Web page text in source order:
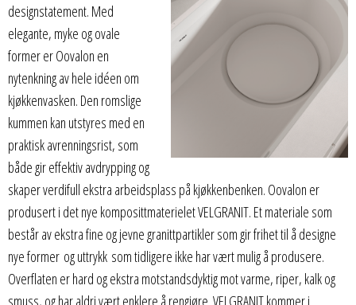
designstatement. Med
elegante, myke og ovale
former er Oovalon en
nytenkning av hele idéen om
kjøkkenvasken. Den romslige
kummen kan utstyres med en
praktisk avrenningsrist, som
både gir effektiv avdrypping og
skaper verdifull ekstra arbeidsplass på kjøkkenbenken. Oovalon er
produsert i det nye komposittmaterielet VELGRANIT. Et materiale som
består av ekstra fine og jevne granittpartikler som gir frihet til å designe
nye former og uttrykk som tidligere ikke har vært mulig å produsere.
Overflaten er hard og ekstra motstandsdyktig mot varme, riper, kalk og
smuss, og har aldri vært enklere å rengjøre. VELGRANIT kommer i